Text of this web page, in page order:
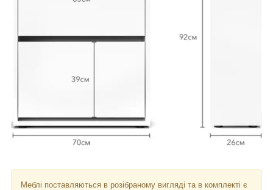
Меблі поставляються в розібраному вигляді та в комплекті є